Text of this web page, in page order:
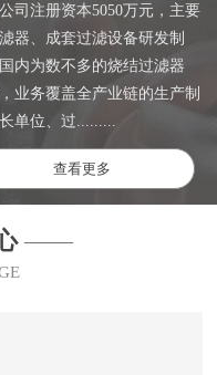
司注册资本5050万元，主要
器、成套过滤设备研发制
内为数不多的烧结过滤器
业务覆盖全产业链的生产制
单位、过.........
查看更多
——